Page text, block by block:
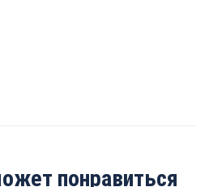
понравиться